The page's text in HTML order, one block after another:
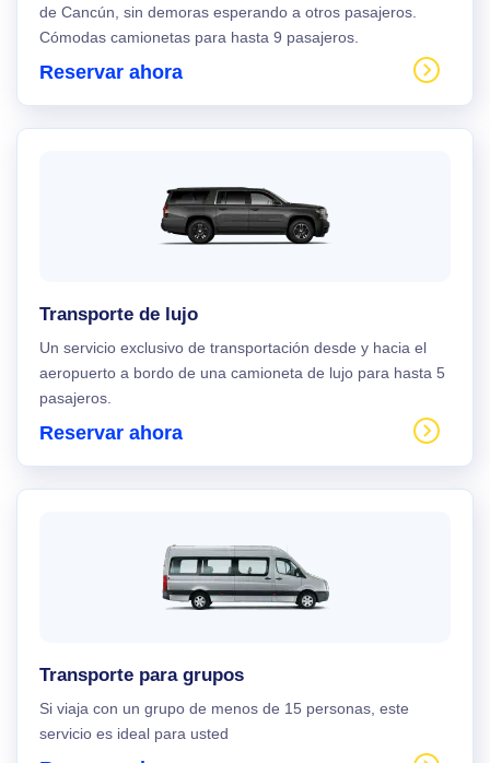
de Cancún, sin demoras esperando a otros pasajeros.
Cómodas camionetas para hasta 9 pasajeros.
Reservar ahora
Transporte de lujo
Un servicio exclusivo de transportación desde y hacia el
aeropuerto a bordo de una camioneta de lujo para hasta 5
pasajeros.
Reservar ahora
Transporte para grupos
Si viaja con un grupo de menos de 15 personas, este
servicio es ideal para usted